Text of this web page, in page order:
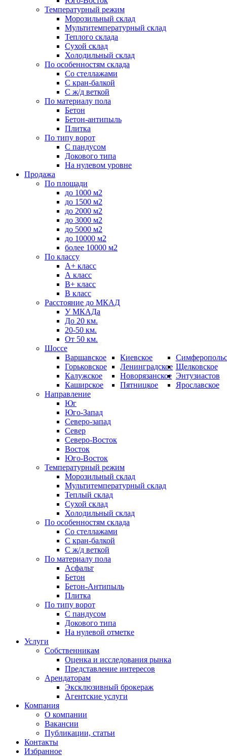
Температурный режим
Морозильный склад
Мультитемпературный склад
Теплого склада
Сухой склад
Холодильный склад
По особенностям склада
Со стеллажами
С кран-балкой
С ж/д веткой
По материалу пола
Бетон
Бетон-антипыль
Плитка
По типу ворот
С пандусом
Докового типа
На нулевом уровне
Продажа
По площади
до 1000 м2
до 1500 м2
до 2000 м2
до 3000 м2
до 5000 м2
до 10000 м2
более 10000 м2
По классу
A+ класс
А класс
В+ класс
B класс
Расстояние до МКАД
У МКАДа
До 20 км.
20-50 км.
От 50 км.
Шоссе
Варшавское
Горьковское
Калужское
Каширское
Киевское
Ленинградское
Новорязанское
Пятницкое
Щелковское
Энтузиастов
Ярославское
Направление
Юг
Юго-Запад
Северо-запад
Север
Северо-Восток
Восток
Юго-Восток
Температурный режим
Морозильный склад
Мультитемпературный склад
Теплый склад
Сухой склад
Холодильный склад
По особенностям склада
Со стеллажами
С кран-балкой
С ж/д веткой
По материалу пола
Асфальт
Бетон
Бетон-Антипыль
Плитка
По типу ворот
С пандусом
Докового типа
На нулевой отметке
Услуги
Собственникам
Оценка и исследования рынка
Представление интересов
Арендаторам
Эксклюзивный брокераж
Агентские услуги
Компания
О компании
Вакансии
Публикации, статьи
Контакты
Избранное